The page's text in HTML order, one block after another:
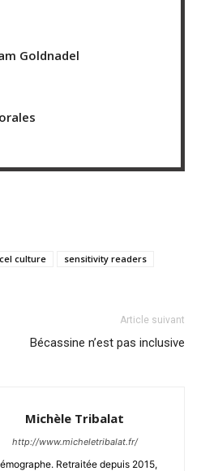
Goldnadel
culture sensitivity readers
Article suivant
Bécassine n’est pas inclusive
Michèle Tribalat
http://www.micheletribalat.fr/
Retraitée depuis 2015,